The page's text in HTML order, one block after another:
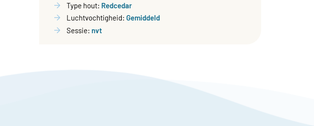
Type hout: Redcedar
Luchtvochtigheid:Gemiddeld
Sessie: nvt